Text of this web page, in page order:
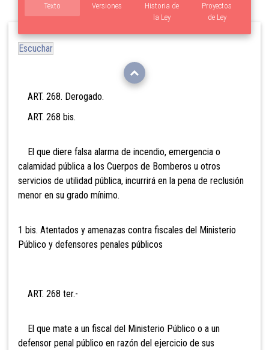
Texto Versiones
Proyectos
de Ley
Historia de
la Ley
Escuchar
ART. 268. Derogado.
ART. 268 bis.
El que diere falsa alarma de incendio, emergencia o
calamidad pública a los Cuerpos de Bomberos u otros
servicios de utilidad pública, incurrirá en la pena de reclusión
menor en su grado mínimo.
1 bis. Atentados y amenazas contra fiscales del Ministerio
Público y defensores penales públicos
ART. 268 ter.-
El que mate a un fiscal del Ministerio Público o a un
defensor penal público en razón del ejercicio de sus